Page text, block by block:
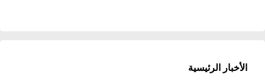
الأخبار الرئيسية